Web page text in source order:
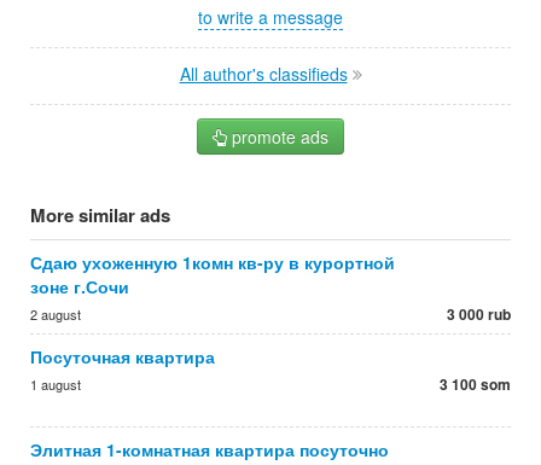
to write a message
All author's classifieds
promote ads
More similar ads
Сдаю ухоженную 1комн кв-ру в курортной
зоне г.Сочи
2 august 3 000 rub
Посуточная квартира
1 august 3 100 som
Элитная 1-комнатная квартира посуточно